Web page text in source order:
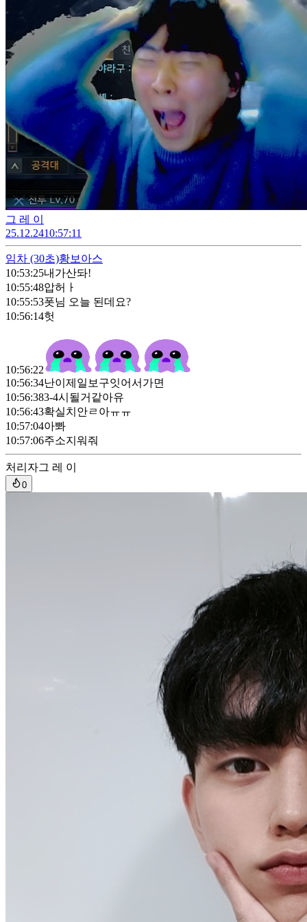
그 레 이
25.12.2410:57:11
임차 (30초)황보아스
10:53:25내가산돠!
10:55:48압허ㅏ
10:55:53폿님 오늘 된데요?
10:56:14헛
10:56:22
10:56:34난이제일보구잇어서가면
10:56:383-4시될거같아유
10:56:43확실치안ㄹ아ㅠㅠ
10:57:04아뽜
10:57:06주소지워줘
처리자그 레 이
0